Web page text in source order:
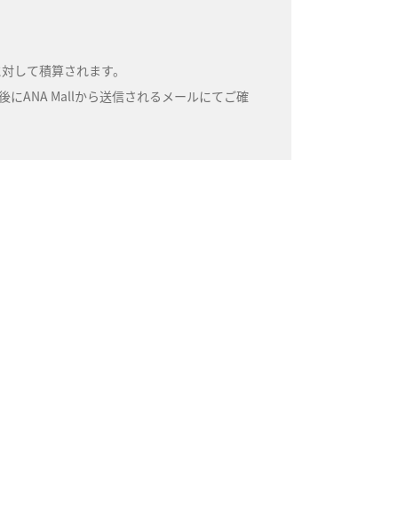
して積算されます。
にANA Mallから送信されるメールにてご確